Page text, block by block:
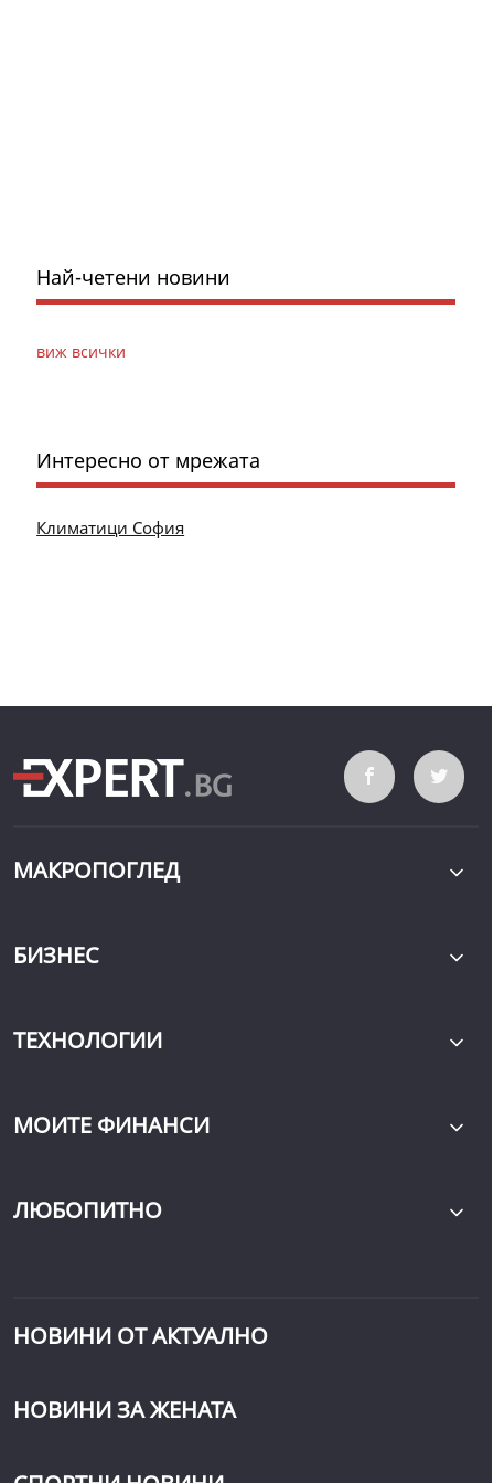
Най-четени новини
виж всички
Интересно от мрежата
Климатици София
МАКРОПОГЛЕД
БИЗНЕС
ТЕХНОЛОГИИ
МОИТЕ ФИНАНСИ
ЛЮБОПИТНО
НОВИНИ ОТ АКТУАЛНО
НОВИНИ ЗА ЖЕНАТА